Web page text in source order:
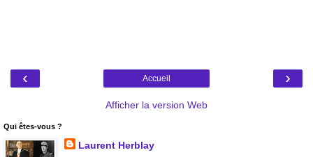
‹ ›
Accueil
Afficher la version Web
Qui êtes-vous ?
Laurent Herblay